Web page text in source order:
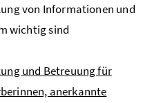
von Informationen und
wichtig sind
und Betreuung für
anerkannte